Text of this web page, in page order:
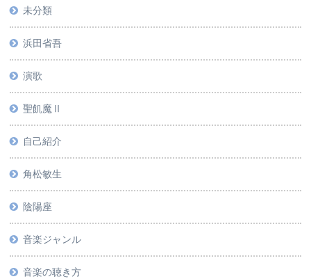
未分類
浜田省吾
演歌
聖飢魔Ⅱ
自己紹介
角松敏生
陰陽座
音楽ジャンル
音楽の聴き方